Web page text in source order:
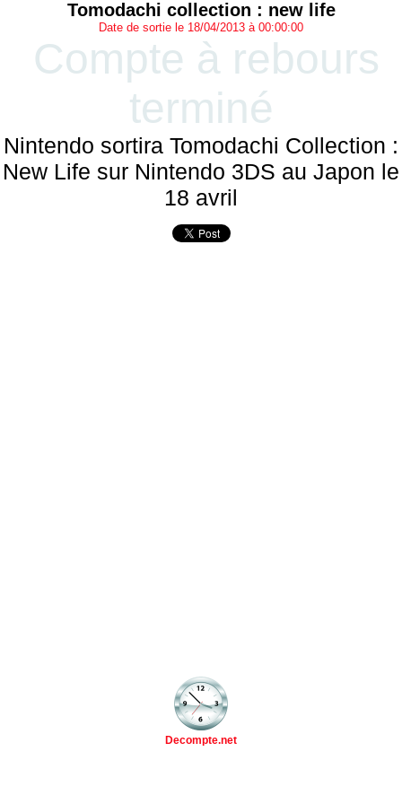
Tomodachi collection : new life
Date de sortie le 18/04/2013 à 00:00:00
Compte à rebours
terminé
Nintendo sortira Tomodachi Collection :
New Life sur Nintendo 3DS au Japon le
18 avril
Decompte.net